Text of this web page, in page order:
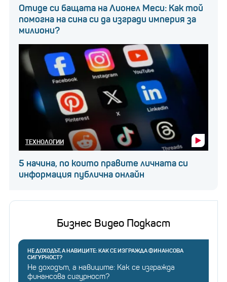
Отиде си бащата на Лионел Меси: Как той
помогна на сина си да изгради империя за
милиони?
ТЕХНОЛОГИИ
5 начина, по които правите личната си
информация публична онлайн
Бизнес Видео Подкаст
НЕ ДОХОДЪТ, А НАВИЦИТЕ: КАК СЕ ИЗГРАЖДА ФИНАНСОВА
СИГУРНОСТ?
Не доходът, а навиците: Как се изгражда
финансова сигурност?